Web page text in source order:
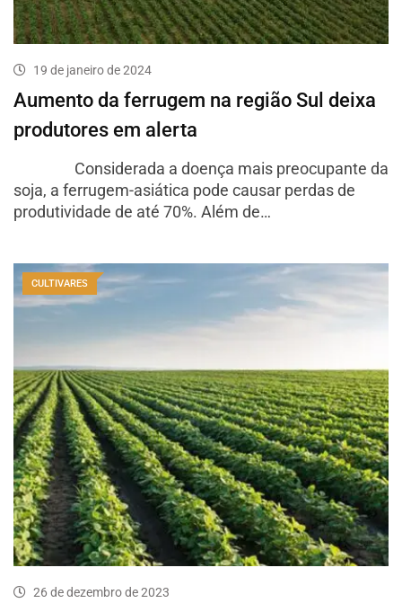
19 de janeiro de 2024
Aumento da ferrugem na região Sul deixa
produtores em alerta
Considerada a doença mais preocupante da
soja, a ferrugem-asiática pode causar perdas de
produtividade de até 70%. Além de…
CULTIVARES
26 de dezembro de 2023